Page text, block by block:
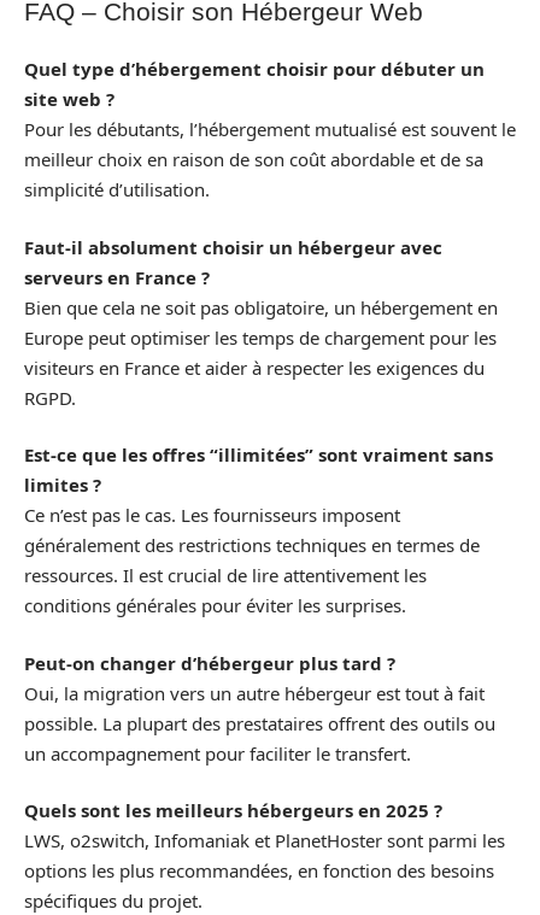
FAQ – Choisir son Hébergeur Web
Quel type d’hébergement choisir pour débuter un
site web ?
Pour les débutants, l’hébergement mutualisé est souvent le
meilleur choix en raison de son coût abordable et de sa
simplicité d’utilisation.
Faut-il absolument choisir un hébergeur avec
serveurs en France ?
Bien que cela ne soit pas obligatoire, un hébergement en
Europe peut optimiser les temps de chargement pour les
visiteurs en France et aider à respecter les exigences du
RGPD.
Est-ce que les offres “illimitées” sont vraiment sans
limites ?
Ce n’est pas le cas. Les fournisseurs imposent
généralement des restrictions techniques en termes de
ressources. Il est crucial de lire attentivement les
conditions générales pour éviter les surprises.
Peut-on changer d’hébergeur plus tard ?
Oui, la migration vers un autre hébergeur est tout à fait
possible. La plupart des prestataires offrent des outils ou
un accompagnement pour faciliter le transfert.
Quels sont les meilleurs hébergeurs en 2025 ?
LWS, o2switch, Infomaniak et PlanetHoster sont parmi les
options les plus recommandées, en fonction des besoins
spécifiques du projet.